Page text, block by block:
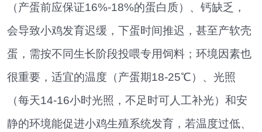
（产蛋前应保证16%-18%的蛋白质）、钙缺乏，
会导致小鸡发育迟缓，下蛋时间推迟，甚至产软壳
蛋，需按不同生长阶段投喂专用饲料；环境因素也
很重要，适宜的温度（产蛋期18-25℃）、光照
（每天14-16小时光照，不足时可人工补光）和安
静的环境能促进小鸡生殖系统发育，若温度过低、